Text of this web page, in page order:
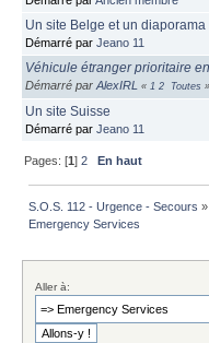
Un site Belge et un diaporama
Démarré par Jeano 11
Véhicule étranger prioritaire
Démarré par AlexIRL « 1 2 Toutes »
Un site Suisse
Démarré par Jeano 11
Pages: [1]2 En haut
S.O.S. 112 - Urgence - Secours »
Emergency Services
Aller à: